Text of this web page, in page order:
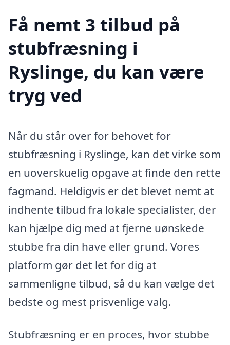
Få nemt 3 tilbud på
stubfræsning i
Ryslinge, du kan være
tryg ved
Når du står over for behovet for
stubfræsning i Ryslinge, kan det virke som
en uoverskuelig opgave at finde den rette
fagmand. Heldigvis er det blevet nemt at
indhente tilbud fra lokale specialister, der
kan hjælpe dig med at fjerne uønskede
stubbe fra din have eller grund. Vores
platform gør det let for dig at
sammenligne tilbud, så du kan vælge det
bedste og mest prisvenlige valg.
Stubfræsning er en proces, hvor stubbe